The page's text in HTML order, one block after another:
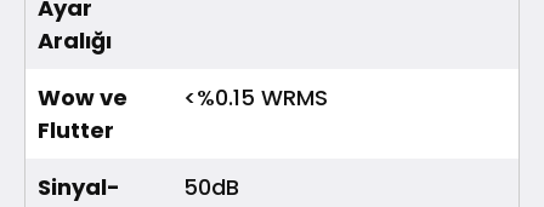
Ayar
Aralığı
Wow ve
Flutter
<%0.15 WRMS
Sinyal-
50dB